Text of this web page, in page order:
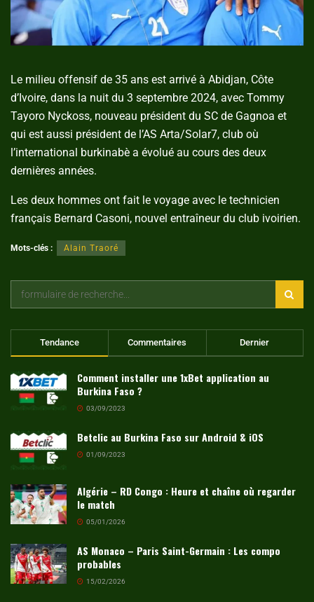
Le milieu offensif de 35 ans est arrivé à Abidjan, Côte
d’Ivoire, dans la nuit du 3 septembre 2024, avec Tommy
Tayoro Nyckoss, nouveau président du SC de Gagnoa et
qui est aussi président de l’AS Arta/Solar7, club où
l’international burkinabè a évolué au cours des deux
dernières années.
Les deux hommes ont fait le voyage avec le technicien
français Bernard Casoni, nouvel entraîneur du club ivoirien.
Mots-clés : Alain Traoré
Tendance Commentaires Dernier
Comment installer une 1xBet application au
Burkina Faso ?
03/09/2023
Betclic au Burkina Faso sur Android & iOS
01/09/2023
Algérie – RD Congo : Heure et chaîne où regarder
le match
05/01/2026
AS Monaco – Paris Saint-Germain : Les compo
probables
15/02/2026